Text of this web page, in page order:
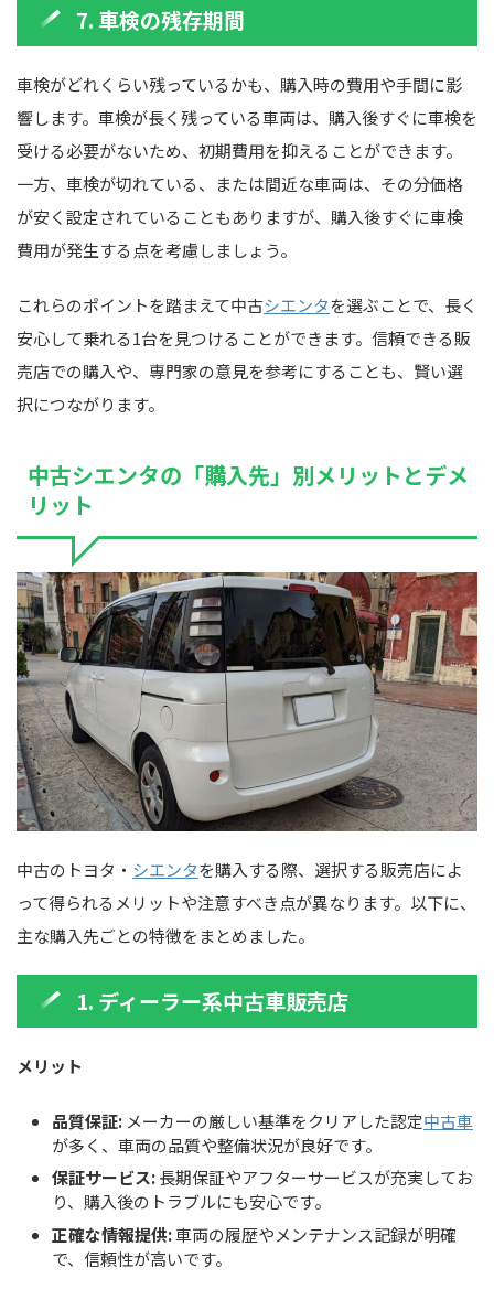
7. 車検の残存期間
車検がどれくらい残っているかも、購入時の費用や手間に影
響します。車検が長く残っている車両は、購入後すぐに車検を
受ける必要がないため、初期費用を抑えることができます。
一方、車検が切れている、または間近な車両は、その分価格
が安く設定されていることもありますが、購入後すぐに車検
費用が発生する点を考慮しましょう。
これらのポイントを踏まえて中古シエンタを選ぶことで、長く
安心して乗れる1台を見つけることができます。信頼できる販
売店での購入や、専門家の意見を参考にすることも、賢い選
択につながります。
中古シエンタの「購入先」別メリットとデメ
リット
中古のトヨタ・ シエンタを購入する際、選択する販売店によ
って得られるメリットや注意すべき点が異なります。以下に、
主な購入先ごとの特徴をまとめました。
1. ディーラー系中古車販売店
メリット
品質保証: メーカーの厳しい基準をクリアした認定中古車
が多く、車両の品質や整備状況が良好です。
保証サービス:長期保証やアフターサービスが充実してお
り、購入後のトラブルにも安心です。
正確な情報提供:車両の履歴やメンテナンス記録が明確
で、信頼性が高いです。